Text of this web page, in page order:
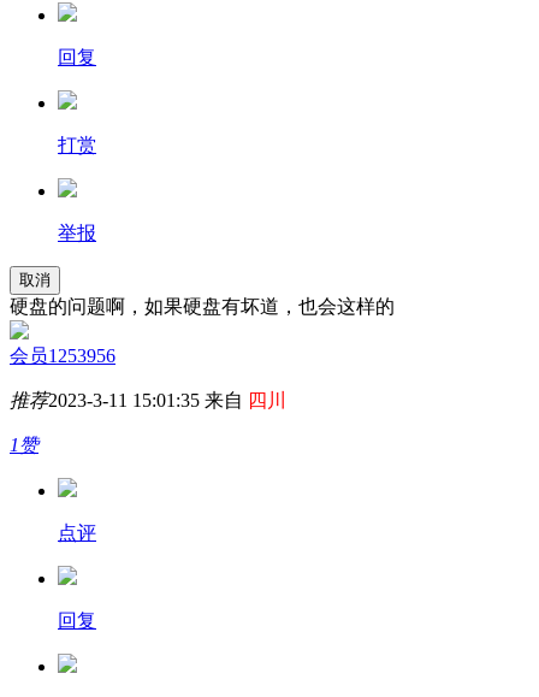
回复
打赏
举报
取消
硬盘的问题啊，如果硬盘有坏道，也会这样的
会员1253956
推荐2023-3-11 15:01:35 来自 四川
1赞
点评
回复